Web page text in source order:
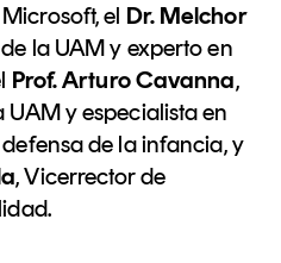
el Dr. Melchor
la UAM y experto en
Prof. Arturo Cavanna,
y especialista en
de la infancia, y
, Vicerrector de